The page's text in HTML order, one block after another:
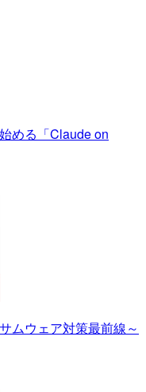
める「Claude on
ムウェア対策最前線～